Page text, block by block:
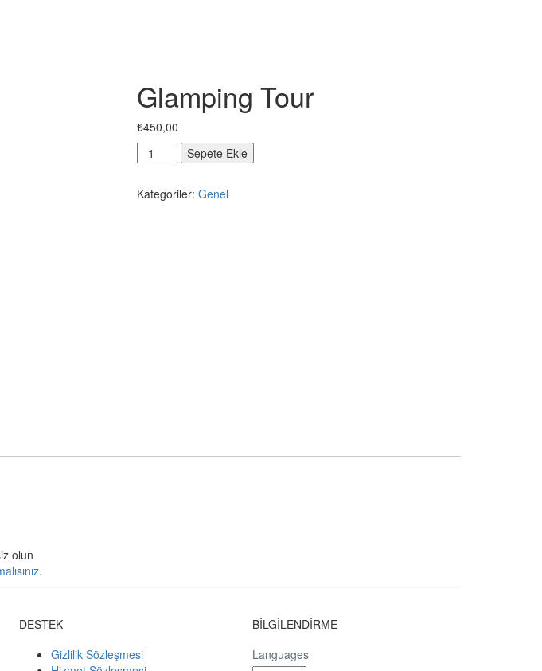
Glamping Tour
₺450,00
Glamping
Tour
Sepete Ekle
Kategoriler:Genel
olun
.
DESTEK
Gizlilik Sözleşmesi
BİLGİLENDİRME
Languages